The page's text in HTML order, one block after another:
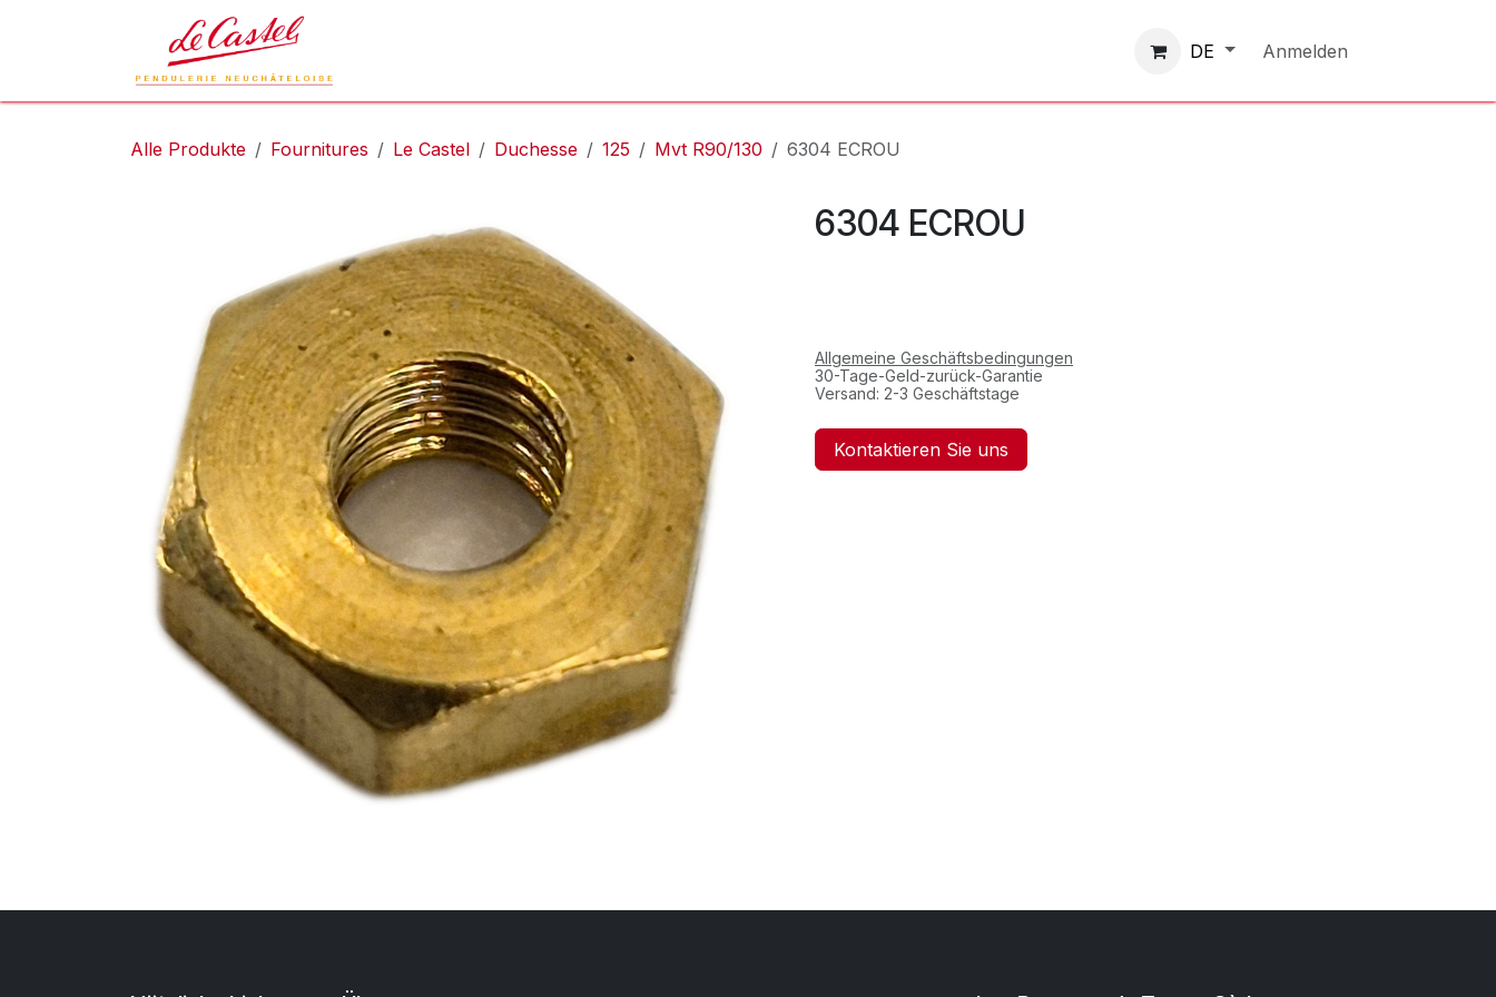
Kontaktieren Sie uns DE Anmelden
Alle Produkte Fournitures Le Castel Duchesse 125 Mvt R90/130 6304 ECROU
6304 ECROU
Allgemeine Geschäftsbedingungen
30-Tage-Geld-zurück-Garantie
Versand: 2-3 Geschäftstage
Kontaktieren Sie uns